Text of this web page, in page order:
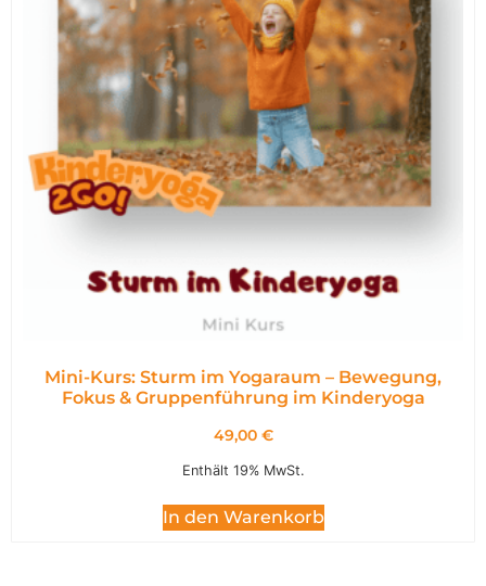
Mini-Kurs: Sturm im Yogaraum – Bewegung,
Fokus & Gruppenführung im Kinderyoga
49,00 €
Enthält 19% MwSt.
In den Warenkorb